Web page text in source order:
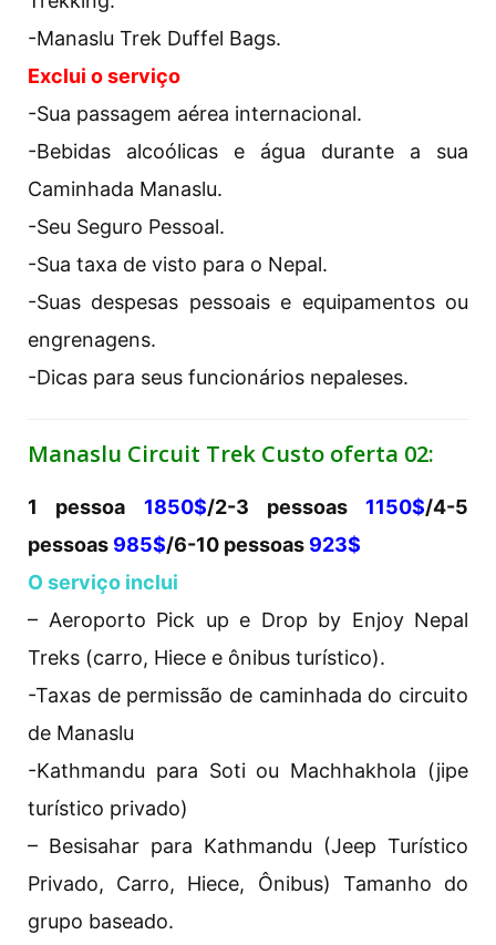
-Manaslu Trek Duffel Bags.
Exclui o serviço
-Sua passagem aérea internacional.
-Bebidas alcoólicas e água durante a sua
Caminhada Manaslu.
-Seu Seguro Pessoal.
-Sua taxa de visto para o Nepal.
-Suas despesas pessoais e equipamentos ou
engrenagens.
-Dicas para seus funcionários nepaleses.
Manaslu Circuit Trek Custo oferta 02:
1 pessoa 1850$/2-3 pessoas 1150$/4-5
pessoas 985$/6-10 pessoas 923$
O serviço inclui
– Aeroporto Pick up e Drop by Enjoy Nepal
Treks (carro, Hiece e ônibus turístico).
-Taxas de permissão de caminhada do circuito
de Manaslu
-Kathmandu para Soti ou Machhakhola (jipe
turístico privado)
– Besisahar para Kathmandu (Jeep Turístico
Privado, Carro, Hiece, Ônibus) Tamanho do
grupo baseado.